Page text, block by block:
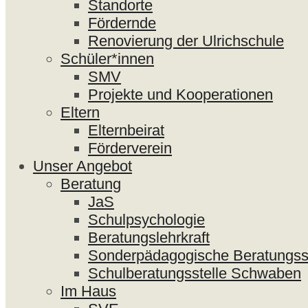
Standorte
Fördernde
Renovierung der Ulrichschule
Schüler*innen
SMV
Projekte und Kooperationen
Eltern
Elternbeirat
Förderverein
Unser Angebot
Beratung
JaS
Schulpsychologie
Beratungslehrkraft
Sonderpädagogische
Schulberatungsstelle Schwaben
Im Haus